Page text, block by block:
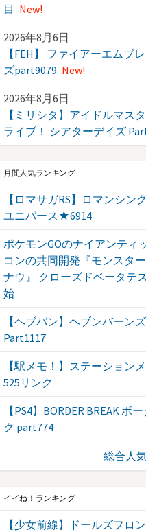
目 New!
2026年8月6日
【FEH】 ファイアーエムブ
ズpart9079 New!
2026年8月6日
【ミリシタ】アイドルマス
ライブ！ シアターデイズ
月間人気ランキング
【ロマサガRS】ロマンシン
ユニバース★6914
ポケモンGOのナイアンティ
コンの共同開発『モンスタ
ナウ』 クローズドベータテ
始
【ヘブバン】ヘブンバーン
Part1117
【駅メモ！】ステーション
525リンク
【PS4】BORDER BREAK ボ
ク part774
総合人
イイね！ランキング
【少女前線】ドールズフロ